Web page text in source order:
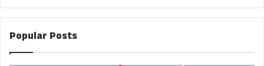
Popular Posts